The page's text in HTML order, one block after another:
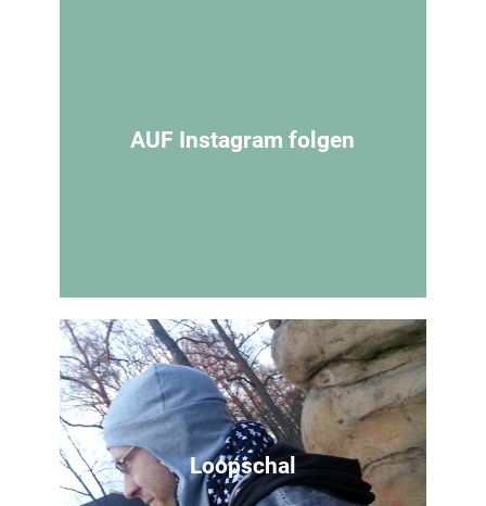
AUF Instagram folgen
Du willst nichts verpassen
Folg Mamahoch2 bei Instagram
Zu meinem Account
Loopschal